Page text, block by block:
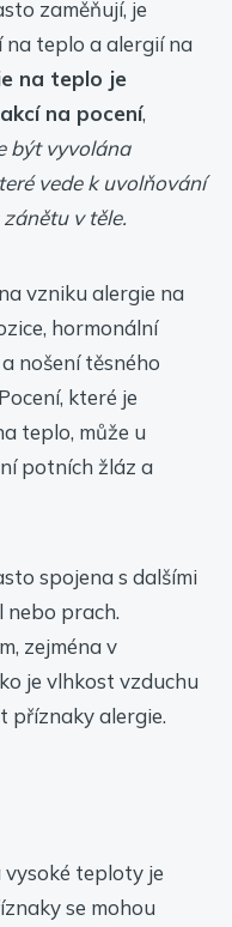
zaměňují, je
teplo a alergií na
na teplo je
na pocení,
být vyvolána
vede k uvolňování
v těle.
vzniku alergie na
hormonální
nošení těsného
které je
teplo, může u
potních žláz a
spojena s dalšími
nebo prach.
zejména v
je vlhkost vzduchu
příznaky alergie.
teploty je
se mohou